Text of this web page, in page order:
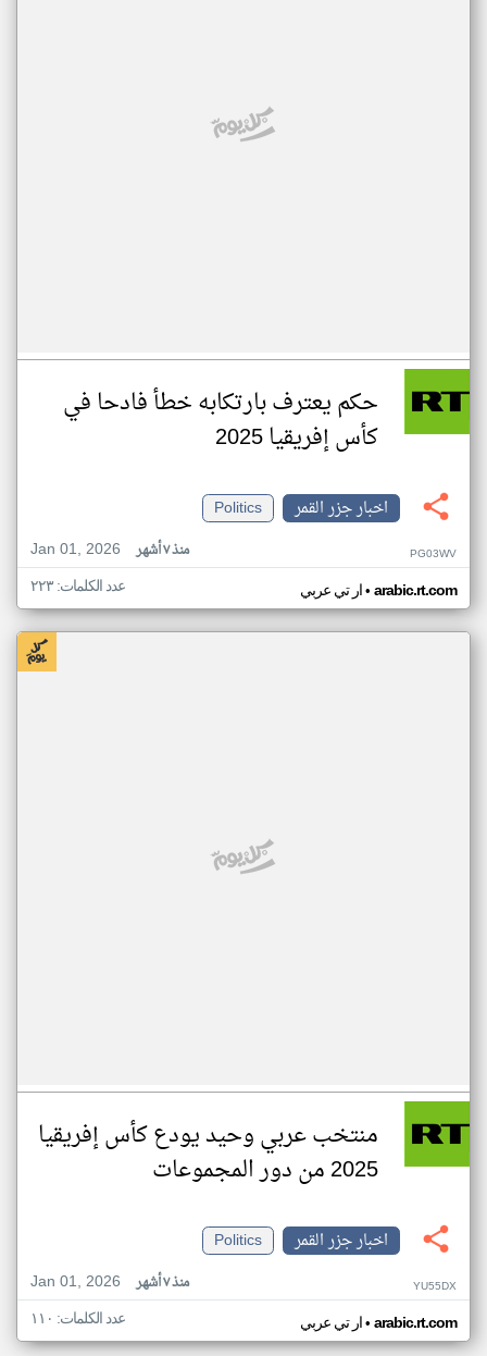
حكم يعترف بارتكابه خطأ فادحا في
كأس إفريقيا 2025
اخبار جزر القمر
Politics
Jan 01, 2026
منذ ٧ أشهر PG03WV
ار تي عربي• arabic.rt.com عدد الكلمات: ٢٢٣
منتخب عربي وحيد يودع كأس إفريقيا
2025 من دور المجموعات
اخبار جزر القمر
Politics
Jan 01, 2026
منذ ٧ أشهر YU55DX
ار تي عربي• arabic.rt.com عدد الكلمات: ١١٠